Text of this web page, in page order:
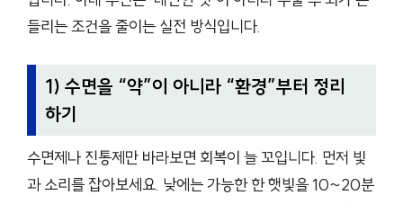
들리는 조건을 줄이는 실전 방식입니다.
1) 수면을 “약”이 아니라 “환경”부터 정리
하기
수면제나 진통제만 바라보면 회복이 늘 꼬입니다. 먼저 빛
과 소리를 잡아보세요. 낮에는 가능한 한 햇빛을 10~20분